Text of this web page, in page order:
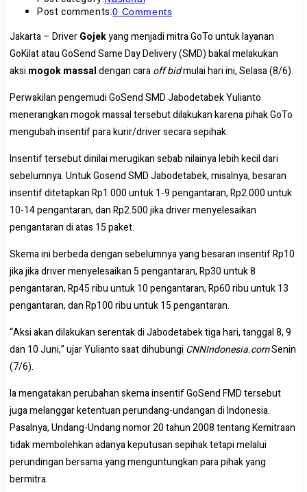
Post comments:0 Comments
Jakarta – DriverGojekyang menjadi mitra GoTo untuk layanan
GoKilat atau GoSend Same Day Delivery (SMD) bakal melakukan
aksi mogok massaldengan caraoff bidmulai hari ini, Selasa (8/6).
Perwakilan pengemudi GoSend SMD Jabodetabek Yulianto
menerangkan mogok massal tersebut dilakukan karena pihak GoTo
mengubah insentif para kurir/driver secara sepihak.
Insentif tersebut dinilai merugikan sebab nilainya lebih kecil dari
sebelumnya. Untuk Gosend SMD Jabodetabek, misalnya, besaran
insentif ditetapkan Rp1.000 untuk 1-9 pengantaran, Rp2.000 untuk
10-14 pengantaran, dan Rp2.500 jika driver menyelesaikan
pengantaran di atas 15 paket.
Skema ini berbeda dengan sebelumnya yang besaran insentif Rp10
jika jika driver menyelesaikan 5 pengantaran, Rp30 untuk 8
pengantaran, Rp45 ribu untuk 10 pengantaran, Rp60 ribu untuk 13
pengantaran, dan Rp100 ribu untuk 15 pengantaran.
“Aksi akan dilakukan serentak di Jabodetabek tiga hari, tanggal 8, 9
dan 10 Juni,” ujar Yulianto saat dihubungi CNNIndonesia.comSenin
(7/6).
Ia mengatakan perubahan skema insentif GoSend FMD tersebut
juga melanggar ketentuan perundang-undangan di Indonesia.
Pasalnya, Undang-Undang nomor 20 tahun 2008 tentang Kemitraan
tidak membolehkan adanya keputusan sepihak tetapi melalui
perundingan bersama yang menguntungkan para pihak yang
bermitra.